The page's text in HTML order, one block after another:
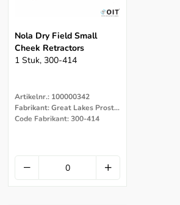
Nola Dry Field Small
Cheek Retractors
1 Stuk, 300-414
Artikelnr.: 100000342
Fabrikant: Great Lakes Prostodontics
Code Fabrikant: 300-414